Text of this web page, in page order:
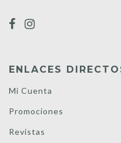
ENLACES
Mi Cuenta
Promociones
Revistas